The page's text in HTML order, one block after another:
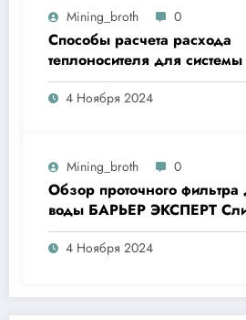
Mining_broth 0
Способы расчета расхода
теплоносителя для
4 Ноября 2024
Mining_broth 0
Обзор проточного фильтра
воды БАРЬЕР ЭКСПЕРТ
Жесткость
4 Ноября 2024